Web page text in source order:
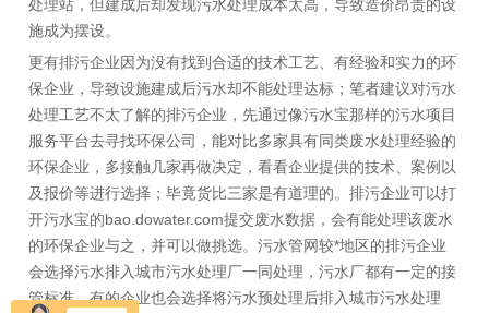
处理站，但建成后却发现污水处理成本太高，导致造价昂贵的设
施成为摆设。
更有排污企业因为没有找到合适的技术工艺、有经验和实力的环
保企业，导致设施建成后污水却不能处理达标；笔者建议对污水
处理工艺不太了解的排污企业，先通过像污水宝那样的污水项目
服务平台去寻找环保公司，能对比多家具有同类废水处理经验的
环保企业，多接触几家再做决定，看看企业提供的技术、案例以
及报价等进行选择；毕竟货比三家是有道理的。排污企业可以打
开污水宝的bao.dowater.com提交废水数据，会有能处理该废水
的环保企业与之，并可以做挑选。污水管网较*地区的排污企业
会选择污水排入城市污水处理厂一同处理，污水厂都有一定的接
管标准，有的企业也会选择将污水预处理后排入城市污水处理